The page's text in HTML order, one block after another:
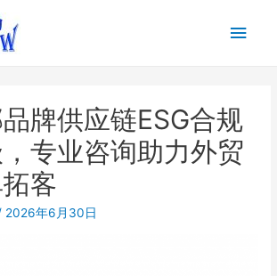
牌供应链ESG合规
专业咨询助力外贸
客
2026年6月30日